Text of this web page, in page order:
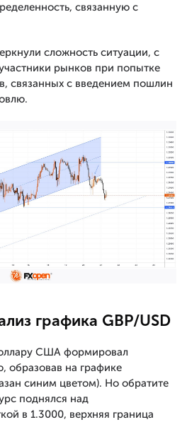
связанную с
сложность ситуации, с
рынков при попытке
связанных с введением пошлин
графика GBP/USD
США формировал
образовав на графике
синим цветом). Но обратите
поднялся над
в 1.3000, верхняя граница